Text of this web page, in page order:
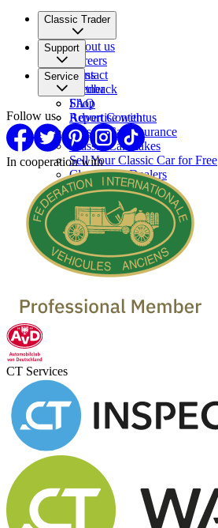
Classic Trader
About us
Careers
Press
Partner
Support
Contact
Feedback
FAQ
Report Content
Service
Shop
Advertise with us
Classic Car Insurance
Classic Car makes
Sell Your Classic Car for Free
Classic Car Dealers
Follow us
In cooperation with
CT Services